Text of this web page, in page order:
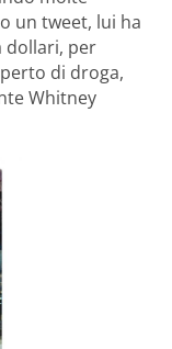
un tweet, lui ha
dollari, per
di droga,
Whitney